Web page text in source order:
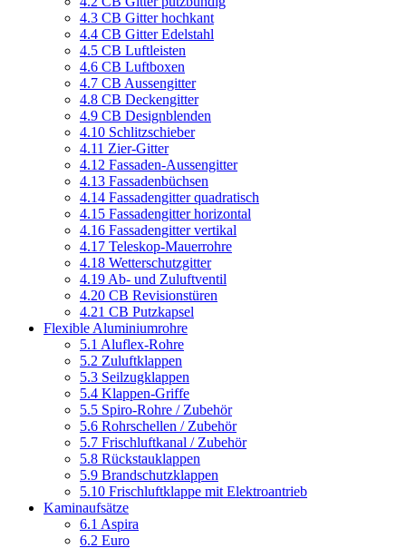
4.3 CB Gitter hochkant
4.4 CB Gitter Edelstahl
4.5 CB Luftleisten
4.6 CB Luftboxen
4.7 CB Aussengitter
4.8 CB Deckengitter
4.9 CB Designblenden
4.10 Schlitzschieber
4.11 Zier-Gitter
4.12 Fassaden-Aussengitter
4.13 Fassadenbüchsen
4.14 Fassadengitter quadratisch
4.15 Fassadengitter horizontal
4.16 Fassadengitter vertikal
4.17 Teleskop-Mauerrohre
4.18 Wetterschutzgitter
4.19 Ab- und Zuluftventil
4.20 CB Revisionstüren
4.21 CB Putzkapsel
Flexible Aluminiumrohre
5.1 Aluflex-Rohre
5.2 Zuluftklappen
5.3 Seilzugklappen
5.4 Klappen-Griffe
5.5 Spiro-Rohre / Zubehör
5.6 Rohrschellen / Zubehör
5.7 Frischluftkanal / Zubehör
5.8 Rückstauklappen
5.9 Brandschutzklappen
5.10 Frischluftklappe mit Elektroantrieb
Kaminaufsätze
6.1 Aspira
6.2 Euro